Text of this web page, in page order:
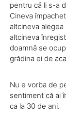
pentru că li s-a
Cineva
altcineva
altcineva
doamnă se
grădina ei de
Nu e vorba de
sentiment că ai
ca la 30 de ani.